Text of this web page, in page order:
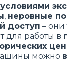
, неровные
доступ – они
для работы в
можно